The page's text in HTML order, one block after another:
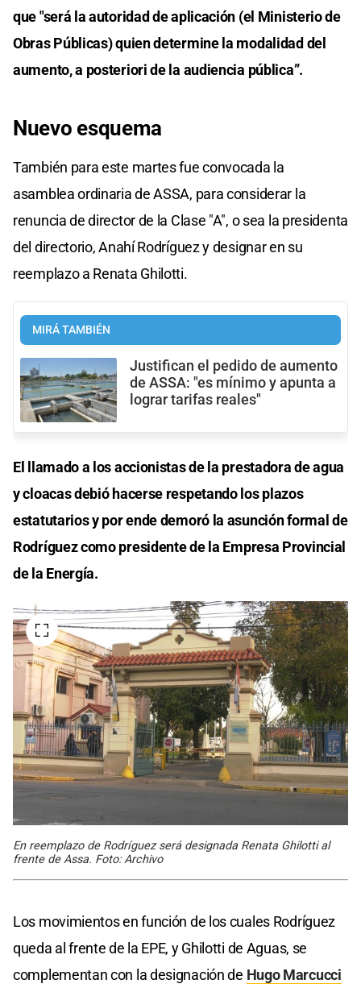
que "será la autoridad de aplicación (el Ministerio de
Obras Públicas) quien determine la modalidad del
aumento, a posteriori de la audiencia pública”.
Nuevo esquema
También para este martes fue convocada la
asamblea ordinaria de ASSA, para considerar la
renuncia de director de la Clase "A", o sea la presidenta
del directorio, Anahí Rodríguez y designar en su
reemplazo a Renata Ghilotti.
MIRÁ TAMBIÉN
Justifican el pedido de aumento
de ASSA: "es mínimo y apunta a
lograr tarifas reales"
El llamado a los accionistas de la prestadora de agua
y cloacas debió hacerse respetando los plazos
estatutarios y por ende demoró la asunción formal de
Rodríguez como presidente de la Empresa Provincial
de la Energía.
En reemplazo de Rodríguez será designada Renata Ghilotti al
frente de Assa. Foto: Archivo
Los movimientos en función de los cuales Rodríguez
queda al frente de la EPE, y Ghilotti de Aguas, se
complementan con la designación de Hugo Marcucci